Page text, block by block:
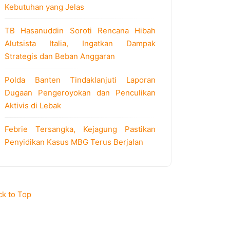
Kebutuhan yang Jelas
TB Hasanuddin Soroti Rencana Hibah
Alutsista Italia, Ingatkan Dampak
Strategis dan Beban Anggaran
Polda Banten Tindaklanjuti Laporan
Dugaan Pengeroyokan dan Penculikan
Aktivis di Lebak
Febrie Tersangka, Kejagung Pastikan
Penyidikan Kasus MBG Terus Berjalan
to Top